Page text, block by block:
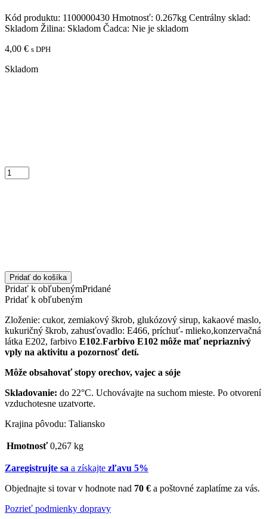
Kód produktu: 1100000430 Hmotnosť: 0.267kg Centrálny sklad:
Skladom Žilina: Skladom Čadca: Nie je skladom
4,00 € s DPH
Skladom
Pridať do košíka
Pridať k obľubenýmPridané
Pridať k obľubeným
Zloženie: cukor, zemiakový škrob, glukózový sirup, kakaové maslo,
kukuričný škrob, zahusťovadlo: E466, príchuť- mlieko,konzervačná
látka E202, farbivo E102.Farbivo E102 môže mať nepriaznivý
vply na aktivitu a pozornosť detí.
Môže obsahovať stopy orechov, vajec a sóje
Skladovanie: do 22°C. Uchovávajte na suchom mieste. Po otvorení
vzduchotesne uzatvorte.
Krajina pôvodu: Taliansko
Hmotnosť 0,267 kg
Zaregistrujte sa a získajte zľavu 5%
Objednajte si tovar v hodnote nad 70 € a poštovné zaplatíme za vás.
Pozrieť podmienky dopravy